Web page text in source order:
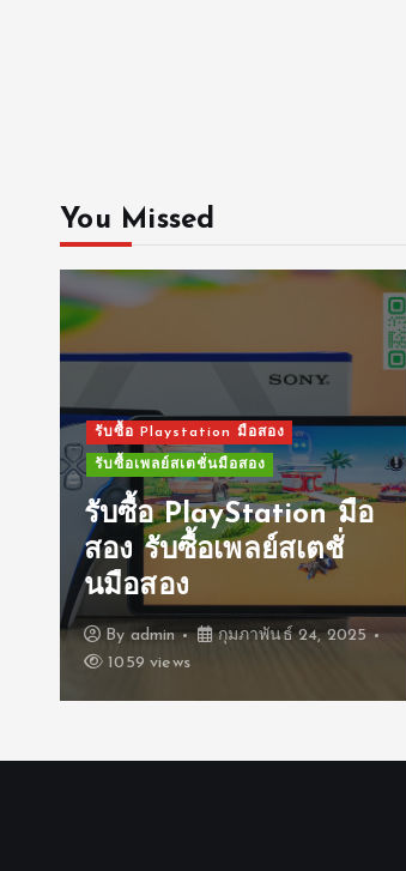
You Missed
รับซื้อ Playstation มือสอง
รับซื้อเพลย์สเตชั่นมือสอง
รับซื้อ PlayStation มือ
สอง รับซื้อเพลย์สเตชั่
นมือสอง
By admin
กุมภาพันธ์ 24, 2025
1059 views